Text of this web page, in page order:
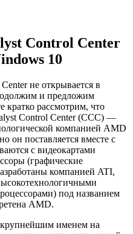
Control Center
10
не открывается в
и предложим
кратко рассмотрим, что
Control Center (CCC) —
компанией AMD
он поставляется вместе с
с видеокартами
(графические
компанией ATI,
под названием
AMD.
крупнейшим именем на